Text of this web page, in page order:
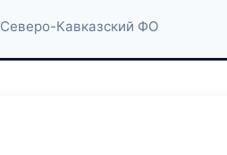
Северо-Кавказский ФО